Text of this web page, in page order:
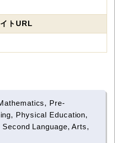
トURL
Pre-
Physical Education,
Language, Arts,